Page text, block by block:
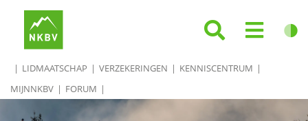
LIDMAATSCHAP VERZEKERINGEN
KENNISCENTRUM
MIJNNKBV
FORUM